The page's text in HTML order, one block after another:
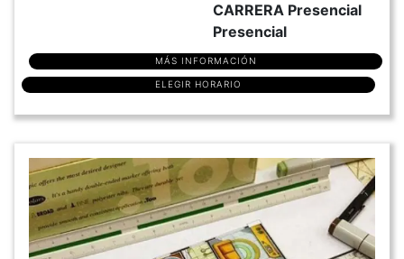
CARRERA Presencial
Presencial
MÁS INFORMACIÓN
ELEGIR HORARIO